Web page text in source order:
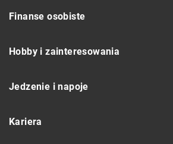
Finanse osobiste
Hobby i zainteresowania
Jedzenie i napoje
Kariera